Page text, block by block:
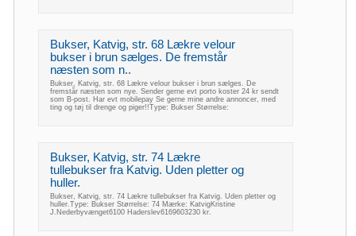
Bukser, Katvig, str. 68 Lækre velour
bukser i brun sælges. De fremstår
næsten som n..
Bukser, Katvig, str. 68 Lækre velour bukser i brun sælges. De
fremstår næsten som nye. Sender gerne evt porto koster 24 kr sendt
som B-post. Har evt mobilepay Se gerne mine andre annoncer, med
ting og tøj til drenge og piger!!Type: Bukser Størrelse:
Bukser, Katvig, str. 74 Lækre
tullebukser fra Katvig. Uden pletter og
huller.
Bukser, Katvig, str. 74 Lækre tullebukser fra Katvig. Uden pletter og
huller.Type: Bukser Størrelse: 74 Mærke: KatvigKristine
J.Nederbyvænget6100 Haderslev6169603230 kr.